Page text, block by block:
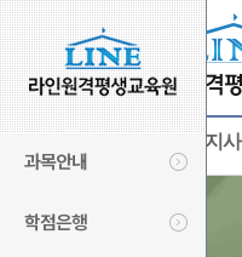
과목안내
학점은행
사회복지사